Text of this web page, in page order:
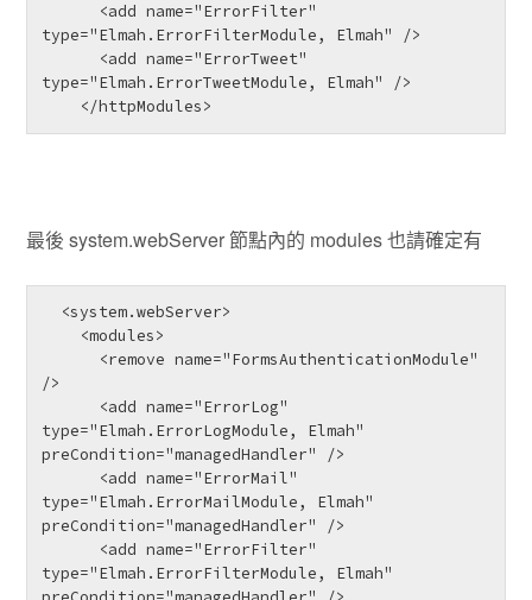
type="Elmah.ErrorFilterModule, Elmah" />
type="Elmah.ErrorTweetModule, Elmah" />
    </httpModules>
最後 system.webServer 節點內的 modules 也請確定有
/>
type="Elmah.ErrorLogModule, Elmah"
preCondition="managedHandler" />
type="Elmah.ErrorMailModule, Elmah"
preCondition="managedHandler" />
type="Elmah.ErrorFilterModule, Elmah"